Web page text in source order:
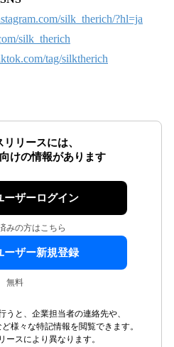
silk_therich/?hl=ja
silk_therich
tag/silktherich
リースには、
けの情報があります
ーザーログイン
みの方はこちら
ーザー新規登録
無料
うと、企業担当者の連絡先や、
様々な特記情報を閲覧できます。
スにより異なります。